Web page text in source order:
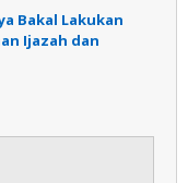
Bakal Lakukan
Ijazah dan